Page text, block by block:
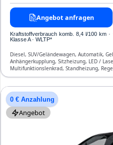
Angebot anfragen
Kraftstoffverbrauch komb. 8,4 l/100 km
Klasse A · WLTP*
Diesel, SUV/Geländewagen, Automatik,
Anhängerkupplung, Sitzheizung, LED /
Multifunktionslenkrad, Standheizung,
Lichtsensor, Start/Stopp-Automatik,
0 € Anzahlung
Angebot